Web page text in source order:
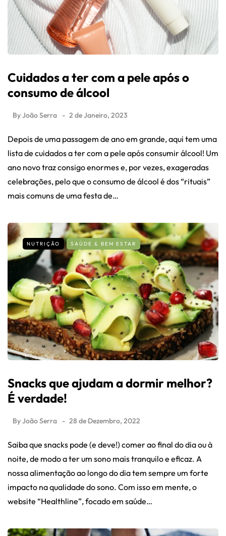
Cuidados a ter com a pele após o
consumo de álcool
ByJoão Serra 2 de Janeiro, 2023
Depois de uma passagem de ano em grande, aqui tem uma
lista de cuidados a ter com a pele após consumir álcool! Um
ano novo traz consigo enormes e, por vezes, exageradas
celebrações, pelo que o consumo de álcool é dos “rituais”
mais comuns de uma festa de…
NUTRIÇÃO SAÚDE & BEM ESTAR
Snacks que ajudam a dormir melhor?
É verdade!
ByJoão Serra 28 de Dezembro, 2022
Saiba que snacks pode (e deve!) comer ao final do dia ou à
noite, de modo a ter um sono mais tranquilo e eficaz. A
nossa alimentação ao longo do dia tem sempre um forte
impacto na qualidade do sono. Com isso em mente, o
website “Healthline”, focado em saúde…